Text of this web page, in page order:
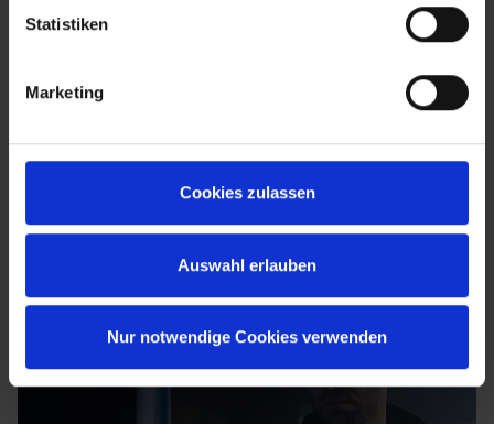
Statistiken
Marketing
Cookies zulassen
Auswahl erlauben
Nur notwendige Cookies verwenden